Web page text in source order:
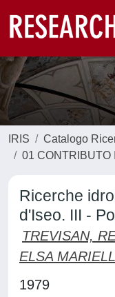
IRIS
Catalogo
01 CONTRIBUTO
Ricerche
d'Iseo. III -
TREVISAN,
ELSA
1979